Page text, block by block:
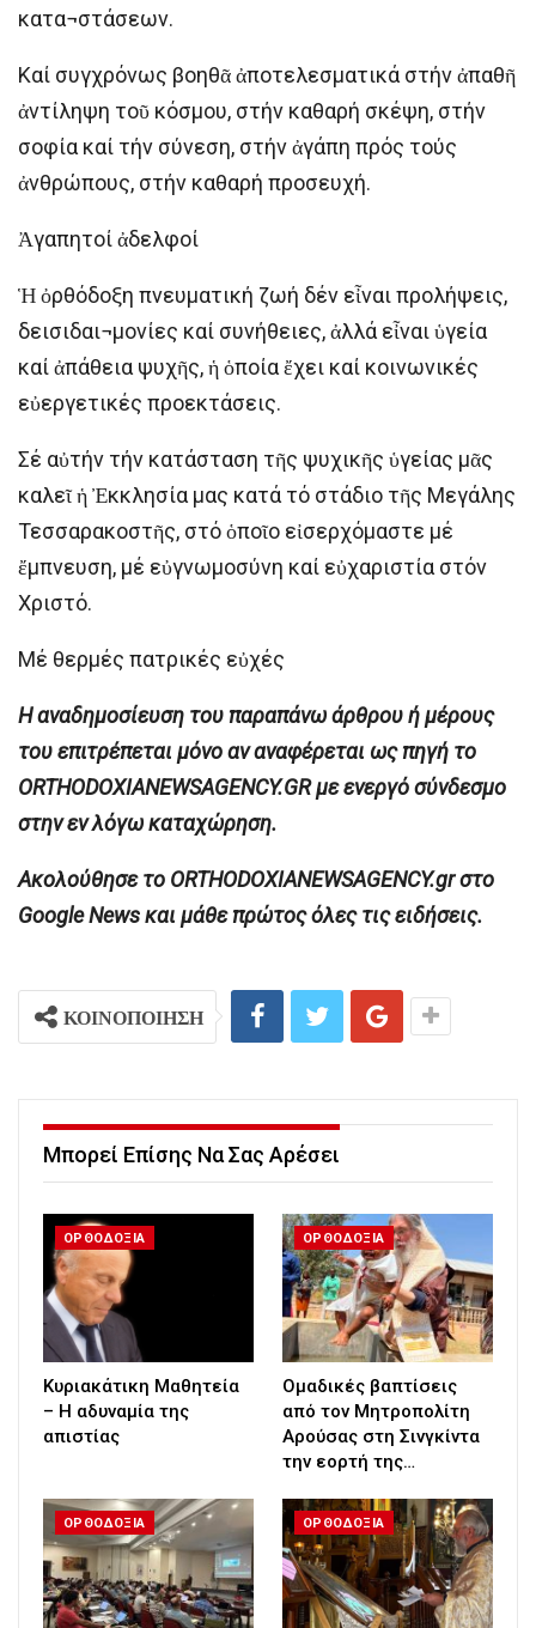
κατα¬στάσεων.
Καί συγχρόνως βοηθᾶ ἀποτελεσματικά στήν ἀπαθῆ
ἀντίληψη τοῦ κόσμου, στήν καθαρή σκέψη, στήν
σοφία καί τήν σύνεση, στήν ἀγάπη πρός τούς
ἀνθρώπους, στήν καθαρή προσευχή.
Ἀγαπητοί ἀδελφοί
Ἡ ὀρθόδοξη πνευματική ζωή δέν εἶναι προλήψεις,
δεισιδαι¬μονίες καί συνήθειες, ἀλλά εἶναι ὑγεία
καί ἀπάθεια ψυχῆς, ἡ ὁποία ἔχει καί κοινωνικές
εὐεργετικές προεκτάσεις.
Σέ αὐτήν τήν κατάσταση τῆς ψυχικῆς ὑγείας μᾶς
καλεῖ ἡ Ἐκκλησία μας κατά τό στάδιο τῆς Μεγάλης
Τεσσαρακοστῆς, στό ὁποῖο εἰσερχόμαστε μέ
ἔμπνευση, μέ εὐγνωμοσύνη καί εὐχαριστία στόν
Χριστό.
Μέ θερμές πατρικές εὐχές
H αναδημοσίευση του παραπάνω άρθρου ή μέρους
του επιτρέπεται μόνο αν αναφέρεται ως πηγή το
ORTHODOXIANEWSAGENCY.GR με ενεργό σύνδεσμο
στην εν λόγω καταχώρηση.
Ακολούθησε το ORTHODOXIANEWSAGENCY.gr στο
Google News και μάθε πρώτος όλες τις ειδήσεις.
ΚΟΙΝΟΠΟΙΗΣΗ
Μπορεί Επίσης Να Σας Αρέσει
ΟΡΘΟΔΟΞΙΑ
Κυριακάτικη Μαθητεία
– Η αδυναμία της
απιστίας
ΟΡΘΟΔΟΞΙΑ
Ομαδικές βαπτίσεις
από τον Μητροπολίτη
Αρούσας στη Σινγκίντα
την εορτή της…
ΟΡΘΟΔΟΞΙΑ ΟΡΘΟΔΟΞΙΑ